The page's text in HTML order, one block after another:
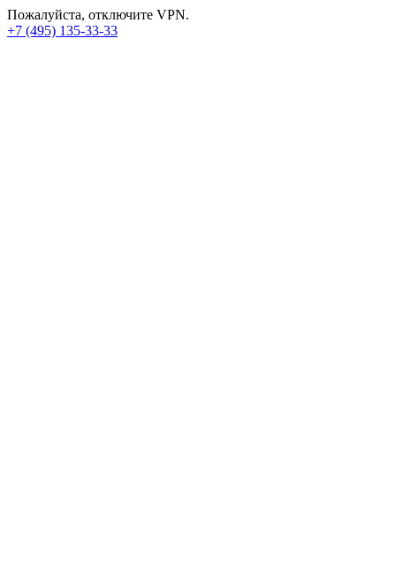
Пожалуйста, отключите VPN.
+7 (495) 135-33-33